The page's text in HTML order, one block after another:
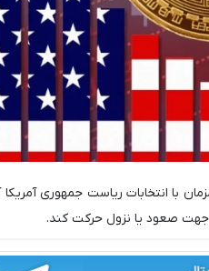
با انتخابات ریاست جمهوری